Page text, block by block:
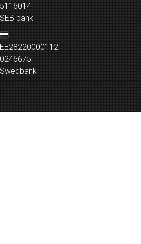
5116014
SEB pank
EE28220000112
0246675
Swedbank